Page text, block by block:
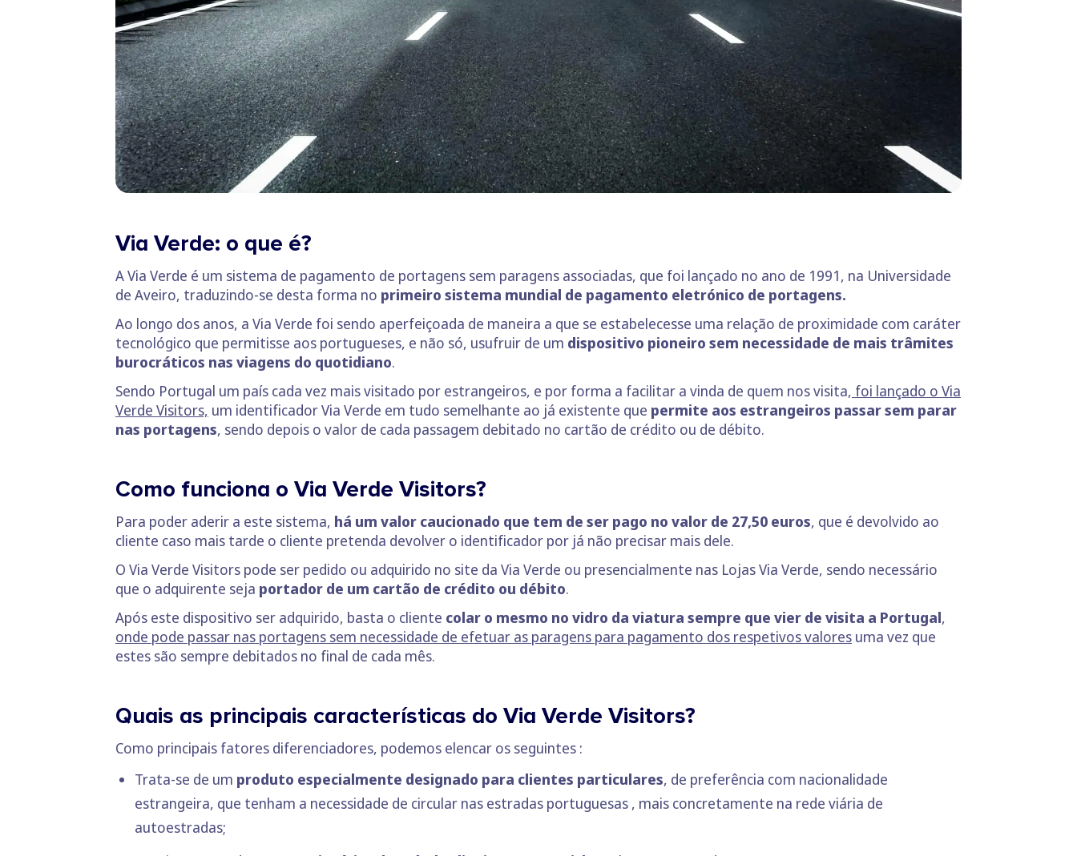
Via Verde: o que é?
A Via Verde é um sistema de pagamento de portagens sem paragens associadas, que foi lançado no ano de 1991, na Universidade
de Aveiro, traduzindo-se desta forma no primeiro sistema mundial de pagamento eletrónico de portagens.
Ao longo dos anos, a Via Verde foi sendo aperfeiçoada de maneira a que se estabelecesse uma relação de proximidade com caráter
tecnológico que permitisse aos portugueses, e não só, usufruir de um dispositivo pioneiro sem necessidade de mais trâmites
burocráticos nas viagens do quotidiano.
Sendo Portugal um país cada vez mais visitado por estrangeiros, e por forma a facilitar a vinda de quem nos visita, foi lançado o Via
Verde Visitors, um identificador Via Verde em tudo semelhante ao já existente que permite aos estrangeiros passar sem parar
nas portagens, sendo depois o valor de cada passagem debitado no cartão de crédito ou de débito.
Como funciona o Via Verde Visitors?
Para poder aderir a este sistema, há um valor caucionado que tem de ser pago no valor de 27,50 euros, que é devolvido ao
cliente caso mais tarde o cliente pretenda devolver o identificador por já não precisar mais dele.
O Via Verde Visitors pode ser pedido ou adquirido no site da Via Verde ou presencialmente nas Lojas Via Verde, sendo necessário
que o adquirente seja portador de um cartão de crédito ou débito.
Após este dispositivo ser adquirido, basta o cliente colar o mesmo no vidro da viatura sempre que vier de visita a Portugal,
onde pode passar nas portagens sem necessidade de efetuar as paragens para pagamento dos respetivos valores uma vez que
estes são sempre debitados no final de cada mês.
Quais as principais características do Via Verde Visitors?
Como principais fatores diferenciadores, podemos elencar os seguintes :
Trata-se de um produto especialmente designado para clientes particulares, de preferência com nacionalidade
estrangeira, que tenham a necessidade de circular nas estradas portuguesas , mais concretamente na rede viária de
autoestradas;